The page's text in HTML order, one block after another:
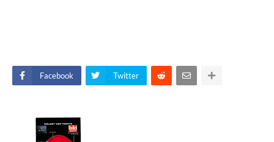
Facebook Twitter